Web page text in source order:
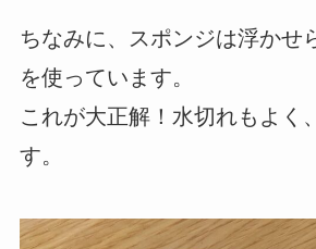
ちなみに、スポンジは浮かせ
を使っています。
これが大正解！水切れもよく
す。